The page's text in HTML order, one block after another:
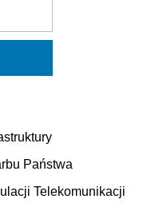
Państwa
Telekomunikacji